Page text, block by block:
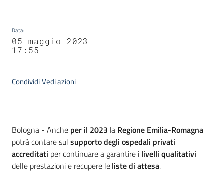
Data:
05 maggio 2023
17:55
CondividiVedi azioni
Contenuto
Bologna - Anche per il 2023 la Regione Emilia-Romagna
potrà contare sul supporto degli ospedali privati
accreditati per continuare a garantire i livelli qualitativi
delle prestazioni e recupere le liste di attesa.